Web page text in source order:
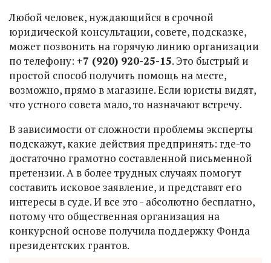
Любой человек, нуждающийся в срочной
юридической консультации, совете, подсказке,
может позвонить на горячую линию организации
по телефону: +7 (920) 920-25-15. Это быстрый и
простой способ получить помощь на месте,
возможно, прямо в магазине. Если юристы видят,
что устного совета мало, то назначают встречу.
В зависимости от сложности проблемы эксперты
подскажут, какие действия предпринять: где-то
достаточно грамотно составленной письменной
претензии. А в более трудных случаях помогут
составить исковое заявление, и представят его
интересы в суде. И все это - абсолютно бесплатно,
потому что общественная организация на
конкурсной основе получила поддержку Фонда
президентских грантов.